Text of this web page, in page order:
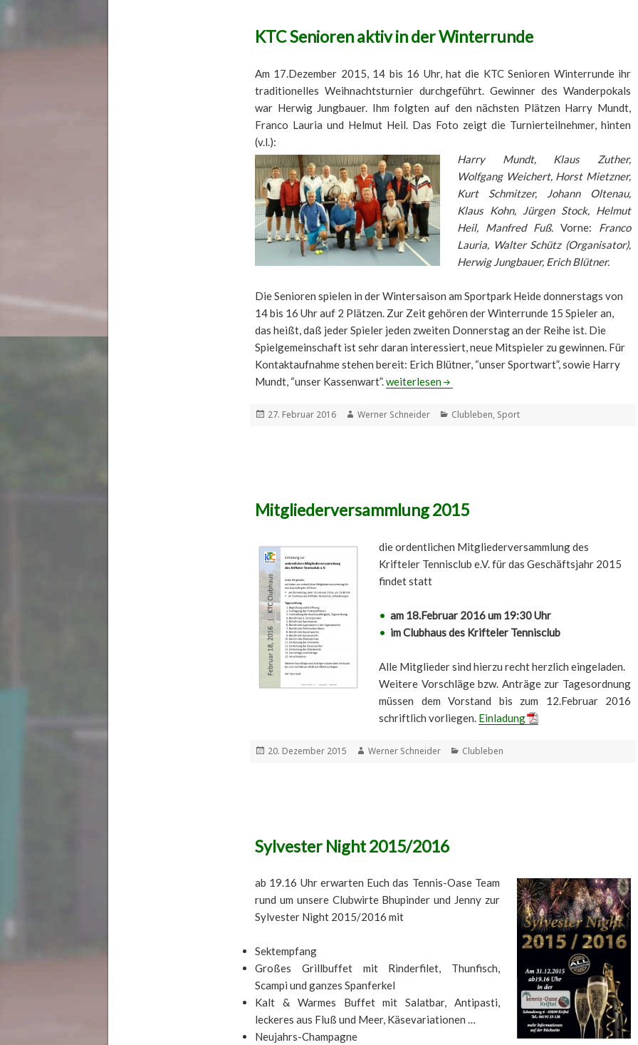
KTC Senioren aktiv in der Winterrunde
Am 17.Dezember 2015, 14 bis 16 Uhr, hat die KTC Senioren Winterrunde ihr
traditionelles Weihnachtsturnier durchgeführt. Gewinner des Wanderpokals
war Herwig Jungbauer. Ihm folgten auf den nächsten Plätzen Harry Mundt,
Franco Lauria und Helmut Heil. Das Foto zeigt die Turnierteilnehmer, hinten
(v.l.):
Harry Mundt, Klaus Zuther,
Wolfgang Weichert, Horst Mietzner,
Kurt Schmitzer, Johann Oltenau,
Klaus Kohn, Jürgen Stock, Helmut
Heil, Manfred Fuß. Vorne: Franco
Lauria, Walter Schütz (Organisator),
Herwig Jungbauer, Erich Blütner.
Die Senioren spielen in der Wintersaison am Sportpark Heide donnerstags von
14 bis 16 Uhr auf 2 Plätzen. Zur Zeit gehören der Winterrunde 15 Spieler an,
das heißt, daß jeder Spieler jeden zweiten Donnerstag an der Reihe ist. Die
Spielgemeinschaft ist sehr daran interessiert, neue Mitspieler zu gewinnen. Für
Kontaktaufnahme stehen bereit: Erich Blütner, “unser Sportwart”, sowie Harry
Mundt, “unser Kassenwart”.KTC Senioren aktiv in der Winterrunde
weiterlesen
Veröffentlicht
27. Februar 2016 Autor
Werner Schneider Kategorien
Clubleben, Sport
Mitgliederversammlung 2015
die ordentlichen Mitgliederversammlung des
Krifteler Tennisclub e.V. für das Geschäftsjahr 2015
findet statt
• am 18.Februar 2016 um 19:30 Uhr
• im Clubhaus des Krifteler Tennisclub
Alle Mitglieder sind hierzu recht herzlich eingeladen.
Weitere Vorschläge bzw. Anträge zur Tagesordnung
müssen dem Vorstand bis zum 12.Februar 2016
schriftlich vorliegen. Einladung
Veröffentlicht
20. Dezember 2015 Autor
Werner Schneider Kategorien
Clubleben
Sylvester Night 2015/2016
ab 19.16 Uhr erwarten Euch das Tennis-Oase Team
rund um unsere Clubwirte Bhupinder und Jenny zur
Sylvester Night 2015/2016 mit
Sektempfang
Großes Grillbuffet mit Rinderfilet, Thunfisch,
Scampi und ganzes Spanferkel
Kalt & Warmes Buffet mit Salatbar, Antipasti,
leckeres aus Fluß und Meer, Käsevariationen …
Neujahrs-Champagne